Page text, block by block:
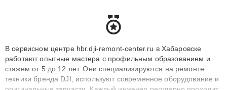
В сервисном центре hbr.dji-remont-center.ru в Хабаровске
работают опытные мастера с профильным образованием и
стажем от 5 до 12 лет. Они специализируются на ремонте
техники бренда DJI, используют современное оборудование и